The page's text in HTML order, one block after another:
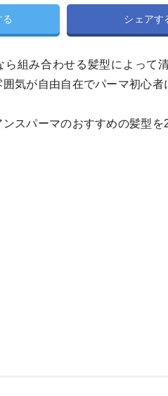
シェアす
ら組み合わせる髪型によって
気が自由自在でパーマ初心者
スパーマのおすすめの髪型を